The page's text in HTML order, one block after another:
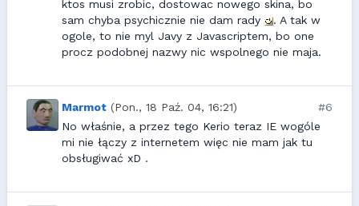
ktos musi zrobic, dostowac nowego skina, bo
sam chyba psychicznie nie dam rady
. A tak w
ogole, to nie myl Javy z Javascriptem, bo one
procz podobnej nazwy nic wspolnego nie maja.
Marmot (Pon., 18 Paź. 04, 16:21)
#6
No właśnie, a przez tego Kerio teraz IE wogóle
mi nie łączy z internetem więc nie mam jak tu
obsługiwać xD .